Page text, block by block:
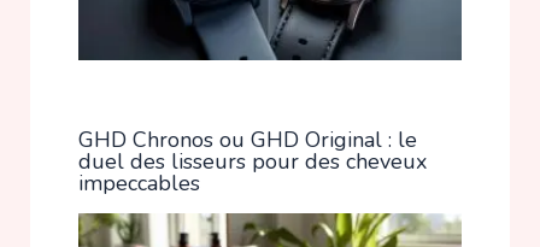
GHD Chronos ou GHD Original : le
duel des lisseurs pour des cheveux
impeccables